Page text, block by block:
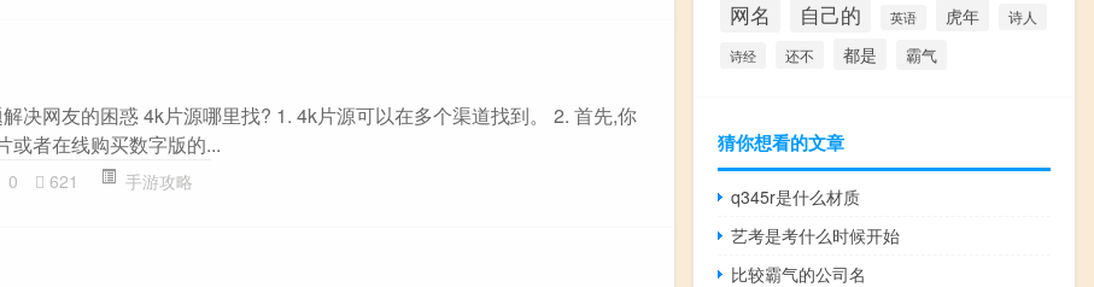
解决网友的困惑 4k片源哪里找? 1. 4k片源可以在多个渠道找到。 2. 首先,你
或者在线购买数字版的...
0 621 手游攻略
网名 自己的 英语 虎年
诗人
诗经
还不 都是 霸气
猜你想看的文章
q345r是什么材质
艺考是考什么时候开始
比较霸气的公司名